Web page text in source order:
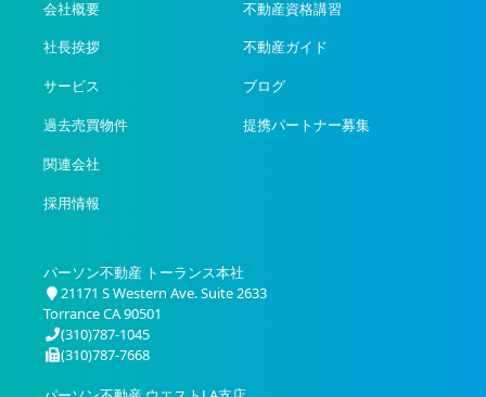
会社概要
社長挨拶
サービス
過去売買物件
関連会社
採用情報
不動産資格講習
不動産ガイド
ブログ
提携パートナー募集
パーソン不動産 トーランス本社
21171 S Western Ave. Suite 2633
Torrance CA 90501
(310)787-1045
(310)787-7668